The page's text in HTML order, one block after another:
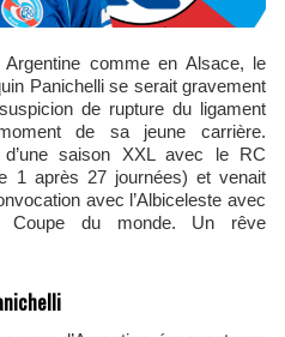
Panichelli se serait gravement
de rupture du ligament
de sa jeune carrière.
saison XXL avec le RC
1 après 27 journées) et venait
avec l’Albiceleste avec
Coupe du monde. Un rêve